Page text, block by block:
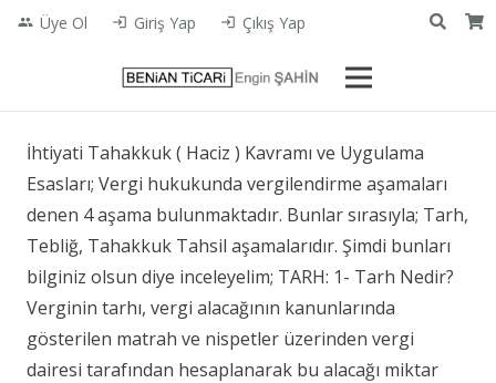
people Üye Ol login Giriş Yap login Çıkış Yap
İhtiyati Tahakkuk ( Haciz ) Kavramı ve Uygulama
Esasları; Vergi hukukunda vergilendirme aşamaları
denen 4 aşama bulunmaktadır. Bunlar sırasıyla; Tarh,
Tebliğ, Tahakkuk Tahsil aşamalarıdır. Şimdi bunları
bilginiz olsun diye inceleyelim; TARH: 1- Tarh Nedir?
Verginin tarhı, vergi alacağının kanunlarında
gösterilen matrah ve nispetler üzerinden vergi
dairesi tarafından hesaplanarak bu alacağı miktar